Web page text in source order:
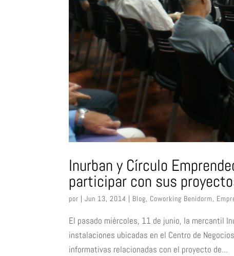
Inurban y Círculo
participar con sus
por |Jun 13, 2014 | Blog, Coworking Benidorm,
El pasado miércoles, 11 de junio, la mercantil
instalaciones ubicadas en el Centro de
informativas relacionadas con el proyecto de...